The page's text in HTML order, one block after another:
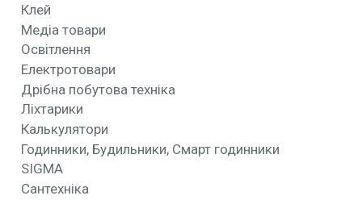
Клей
Медіа товари
Освітлення
Електротовари
Дрібна побутова техніка
Ліхтарики
Калькулятори
Годинники, Будильники, Смарт годинники
SIGMA
Сантехніка